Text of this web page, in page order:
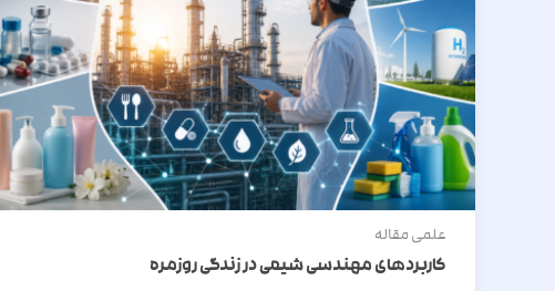
علمی مقاله
کاربردهای مهندسی شیمی در زندگی روزمره